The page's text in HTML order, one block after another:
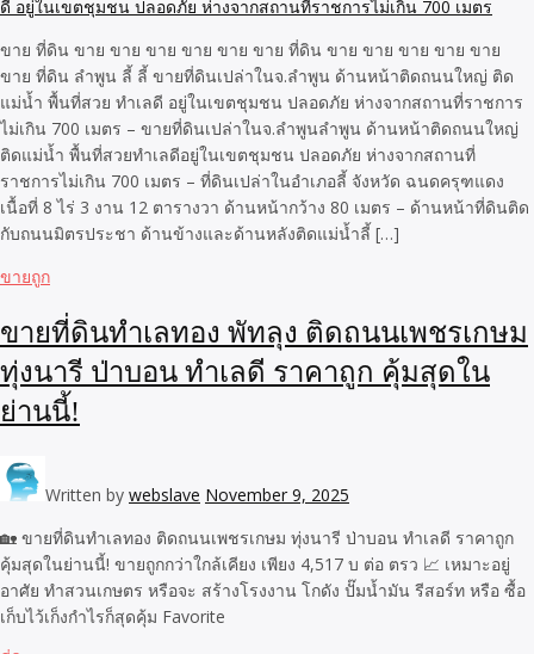
ขาย ที่ดิน ขาย ขาย ขาย ขาย ขาย ขาย ที่ดิน ขาย ขาย ขาย ขาย ขาย
ขาย ที่ดิน ลำพูน ลี้ ลี้ ขายที่ดินเปล่าในจ.ลำพูน ด้านหน้าติดถนนใหญ่ ติด
แม่น้ำ พื้นที่สวย ทำเลดี อยู่ในเขตชุมชน ปลอดภัย ห่างจากสถานที่ราชการ
ไม่เกิน 700 เมตร – ขายที่ดินเปล่าในจ.ลำพูนลำพูน ด้านหน้าติดถนนใหญ่
ติดแม่น้ำ พื้นที่สวยทำเลดีอยู่ในเขตชุมชน ปลอดภัย ห่างจากสถานที่
ราชการไม่เกิน 700 เมตร – ที่ดินเปล่าในอำเภอลี้ จังหวัด ฉนดครุฑแดง
เนื้อที่ 8 ไร่ 3 งาน 12 ตารางวา ด้านหน้ากว้าง 80 เมตร – ด้านหน้าที่ดินติด
กับถนนมิตรประชา ด้านข้างและด้านหลังติดแม่น้ำลี้ […]
ขายถูก
ขายที่ดินทำเลทอง พัทลุง ติดถนนเพชรเกษม
ทุ่งนารี ป่าบอน ทำเลดี ราคาถูก คุ้มสุดใน
ย่านนี้!
Written by webslave November 9, 2025
🏡 ขายที่ดินทำเลทอง ติดถนนเพชรเกษม ทุ่งนารี ป่าบอน ทำเลดี ราคาถูก
คุ้มสุดในย่านนี้! ขายถูกกว่าใกล้เคียง เพียง 4,517 บ ต่อ ตรว 📈 เหมาะอยู่
อาศัย ทำสวนเกษตร หรือจะ สร้างโรงงาน โกดัง ปั๊มน้ำมัน รีสอร์ท หรือ ซื้อ
เก็บไว้เก็งกำไรก็สุดคุ้ม Favorite